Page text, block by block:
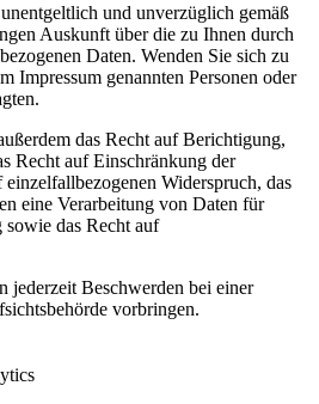
und unverzüglich gemäß
Auskunft über die zu Ihnen durch
Daten. Wenden Sie sich zu
Impressum genannten Personen oder
das Recht auf Berichtigung,
Recht auf Einschränkung der
Widerspruch, das
eine Verarbeitung von Daten für
das Recht auf
jederzeit Beschwerden bei einer
vorbringen.